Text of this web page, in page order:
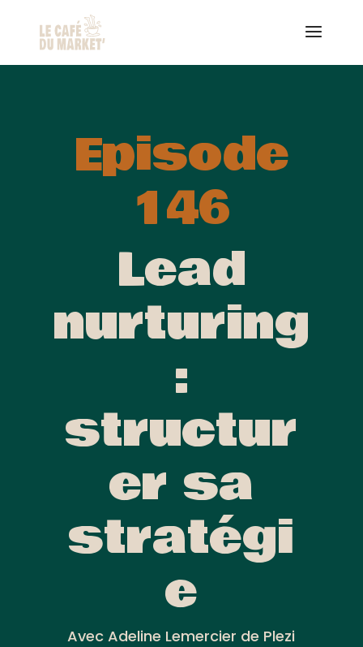
Episode
146
Lead
nurturing
:
structur
er sa
stratégi
e
Avec Adeline Lemercier de Plezi